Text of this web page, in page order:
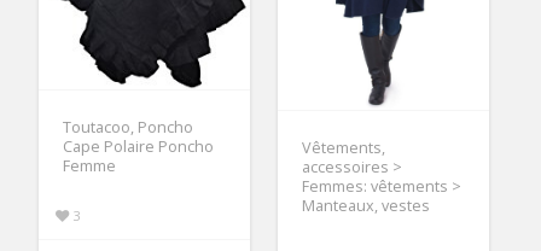
Toutacoo, Poncho
Cape Polaire Poncho
Femme
3
Vêtements,
accessoires >
Femmes: vêtements >
Manteaux, vestes